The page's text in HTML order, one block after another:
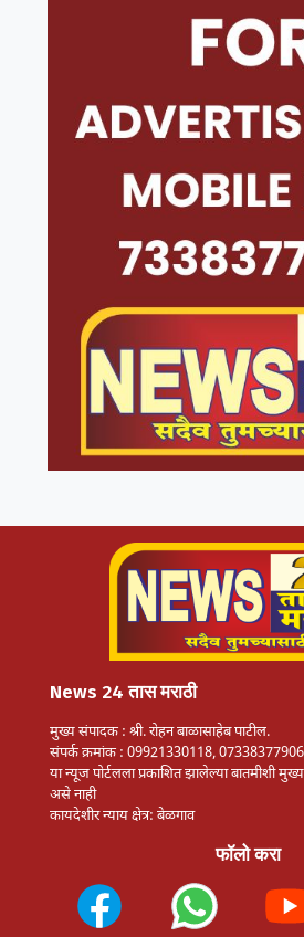
News 24 तास मराठी
मुख्य संपादक : श्री. रोहन बाळासाहेब पाटील.
संपर्क क्रमांक : 09921330118, 07338377906
या न्यूज पोर्टलला प्रकाशित झालेल्या बातमीशी
असे नाही
कायदेशीर न्याय क्षेत्र: बेळगाव
फॉलो करा